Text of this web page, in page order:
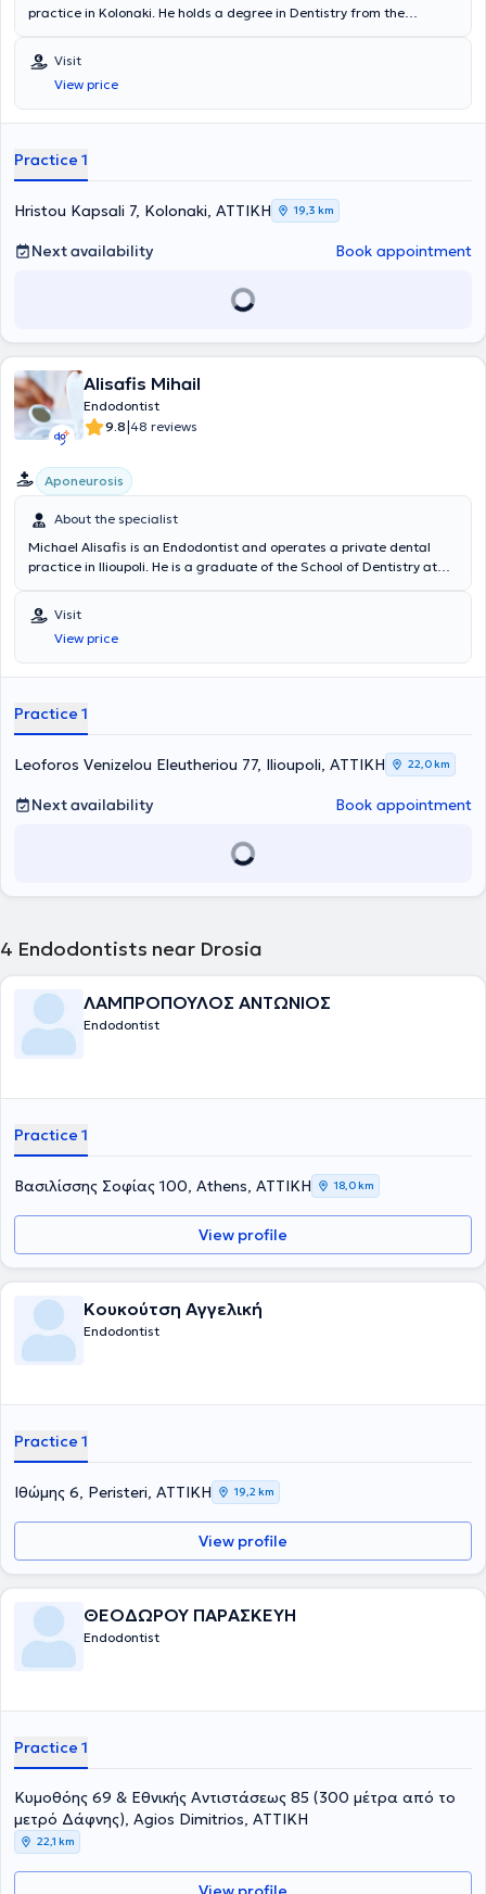
practice in Kolonaki. He holds a degree in Dentistry from the
postgraduate training in Endodontics at Columbia University in New
York. He is a member of the AAE (American Association of
Endodontists). Finally, he possesses extensive experience and
training.
Visit
View price
Practice 1
Hristou Kapsali 7, Kolonaki, ΑΤΤΙΚΗ 19,3 km
Next availability Book appointment
Alisafis Mihail
Endodontist
9.8|48 reviews
Aponeurosis
About the specialist
Michael Alisafis is an Endodontist and operates a private dental
practice in Ilioupoli. He is a graduate of the School of Dentistry at
training program in Endodontics. His professional experience is
derived from his private practice and a clinical specialization in
Amsterdam. In his private practice, endodontic treatments are
provided using a microscope, ultrasonic devices, and vertical
the Association of Greek Endodontists, and has been actively
abroad.
Visit
View price
Practice 1
Leoforos Venizelou Eleutheriou 77, Ilioupoli, ΑΤΤΙΚΗ 22,0 km
Next availability Book appointment
4 Endodontists near Drosia
ΛΑΜΠΡΟΠΟΥΛΟΣ ΑΝΤΩΝΙΟΣ
Endodontist
Practice 1
Βασιλίσσης Σοφίας 100, Athens, ΑΤΤΙΚΗ 18,0 km
View profile
Κουκούτση Αγγελική
Endodontist
Practice 1
Ιθώμης 6, Peristeri, ΑΤΤΙΚΗ 19,2 km
View profile
ΘΕΟΔΩΡΟΥ ΠΑΡΑΣΚΕΥΗ
Endodontist
Practice 1
Κυμοθόης 69 & Εθνικής Αντιστάσεως 85 (300 μέτρα από το
μετρό Δάφνης), Agios Dimitrios, ΑΤΤΙΚΗ
22,1 km